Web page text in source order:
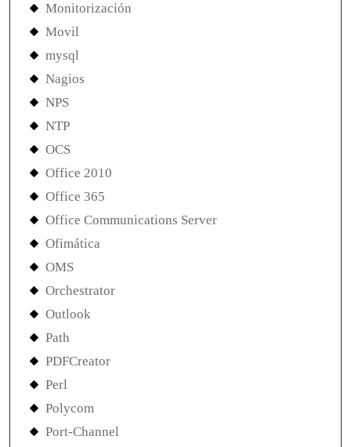
Monitorización
Movil
mysql
Nagios
NPS
NTP
OCS
Office 2010
Office 365
Office Communications Server
Ofimática
OMS
Orchestrator
Outlook
Path
PDFCreator
Perl
Polycom
Port-Channel